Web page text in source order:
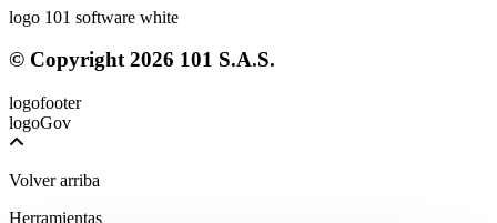
© Copyright2026 101 S.A.S.
Volver arriba
Herramientas